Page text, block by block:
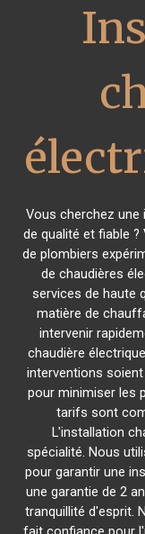
Vous cherchez une
de qualité et fiable
de plombiers
de chaudières
services de haute
matière de
intervenir
chaudière électrique
interventions
pour minimiser les
tarifs sont
L'installation
spécialité. Nous
pour garantir une
une garantie de 2
tranquillité d'esprit.